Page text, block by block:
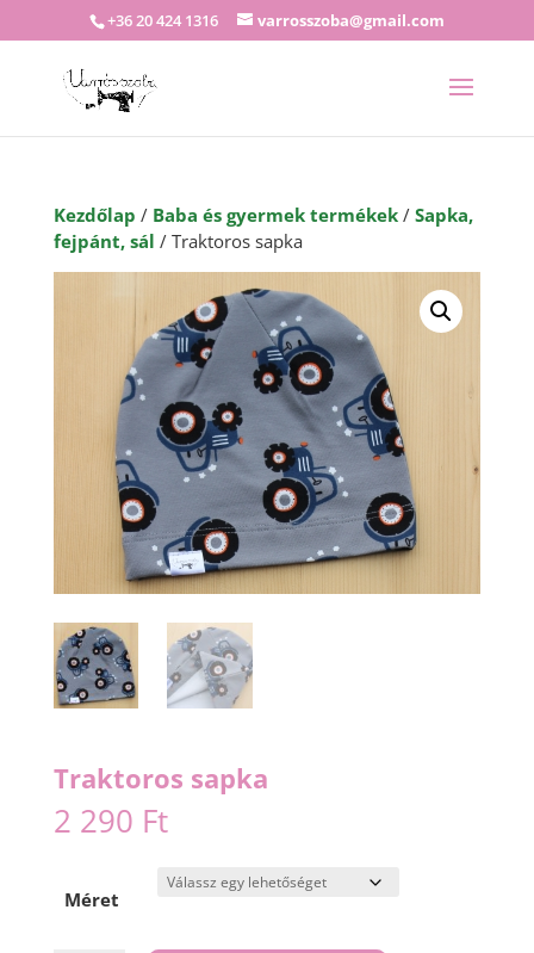
+36 20 424 1316 varrosszoba@gmail.com
Kezdőlap / Baba és gyermek termékek/ Sapka,
fejpánt, sál / Traktoros sapka
Traktoros sapka
2 290 Ft
Méret